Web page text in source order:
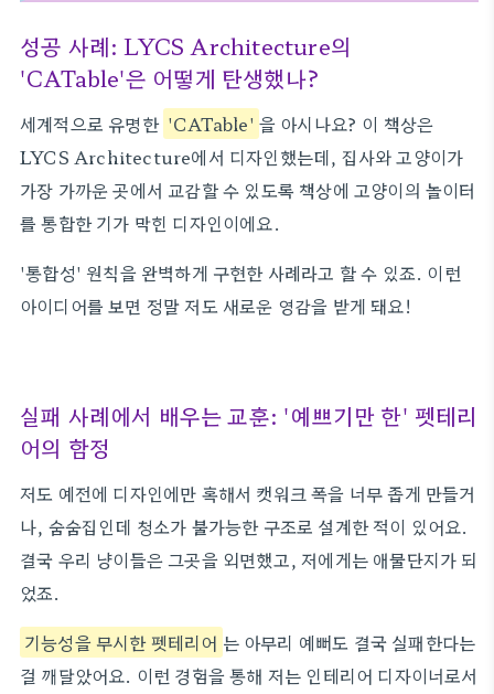
성공 사례: LYCS Architecture의
'CATable'은 어떻게 탄생했나?
세계적으로 유명한 'CATable' 을 아시나요? 이 책상은
LYCS Architecture에서 디자인했는데, 집사와 고양이가
가장 가까운 곳에서 교감할 수 있도록 책상에 고양이의 놀이터
를 통합한 기가 막힌 디자인이에요.
'통합성' 원칙을 완벽하게 구현한 사례라고 할 수 있죠. 이런
아이디어를 보면 정말 저도 새로운 영감을 받게 돼요!
실패 사례에서 배우는 교훈: '예쁘기만 한' 펫테리
어의 함정
저도 예전에 디자인에만 혹해서 캣워크 폭을 너무 좁게 만들거
나, 숨숨집인데 청소가 불가능한 구조로 설계한 적이 있어요.
결국 우리 냥이들은 그곳을 외면했고, 저에게는 애물단지가 되
었죠.
기능성을 무시한 펫테리어 는 아무리 예뻐도 결국 실패한다는
걸 깨달았어요. 이런 경험을 통해 저는 인테리어 디자이너로서